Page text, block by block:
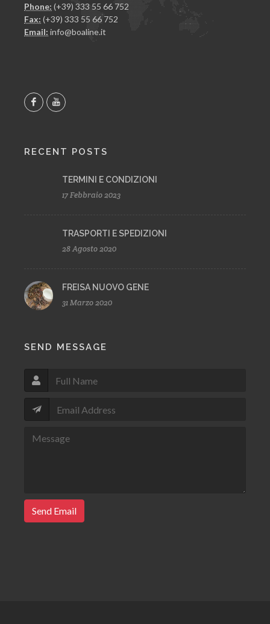
Phone: (+39) 333 55 66 752
Fax: (+39) 333 55 66 752
Email: info@boaline.it
RECENT POSTS
TERMINI E CONDIZIONI
17 Febbraio 2023
TRASPORTI E SPEDIZIONI
28 Agosto 2020
FREISA NUOVO GENE
31 Marzo 2020
SEND MESSAGE
Send Email